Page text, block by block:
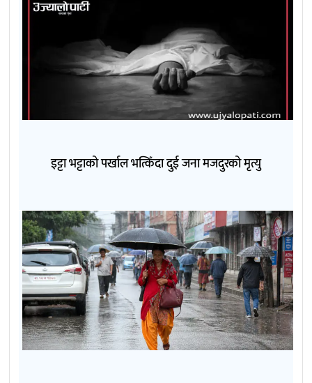
इट्टा भट्टाको पर्खाल भत्किँदा दुई जना मजदुरको मृत्यु